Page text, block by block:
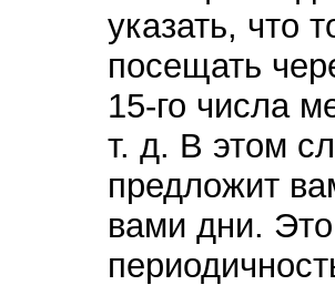
указать, что
посещать
15-го числа
т. д. В этом
предложит
вами дни.